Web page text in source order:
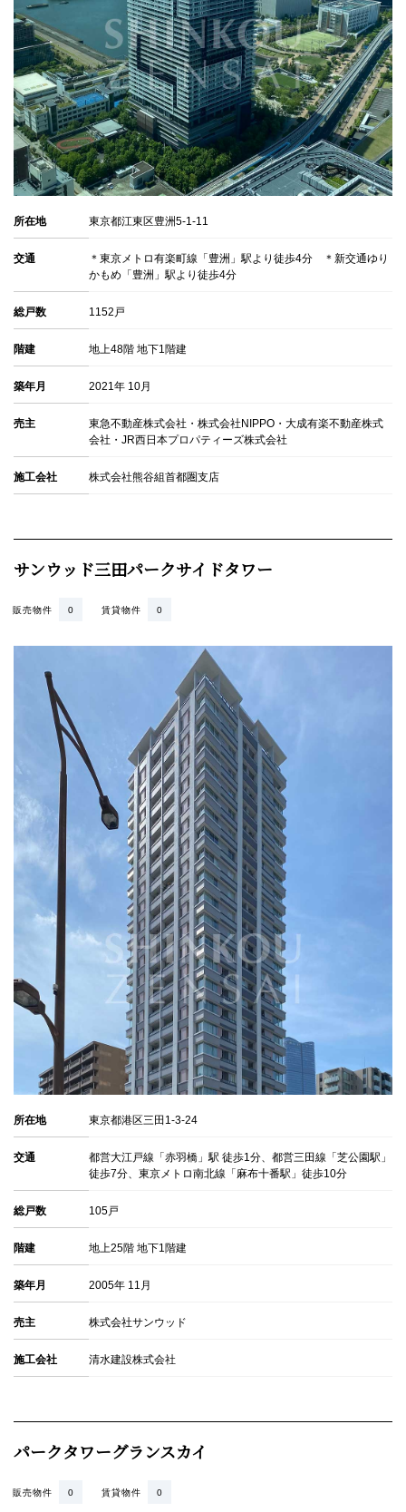
会社・JR西日本プロパティーズ株式会社
施工会社 株式会社熊谷組首都圏支店
サンウッド三田パークサイドタワー
賃貸物件 0
販売物件 0
東京都港区三田1-3-24
都営大江戸線「赤羽橋」駅 徒歩1分、都営三田線「芝公園駅」
徒歩7分、東京メトロ南北線「麻布十番駅」徒歩10分
105戸
階建 地上25階 地下1階建
2005年 11月
株式会社サンウッド
施工会社 清水建設株式会社
パークタワーグランスカイ
賃貸物件 0
0